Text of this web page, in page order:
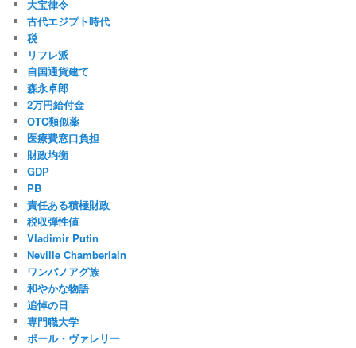
大宝律令
古代エジプト時代
税
リフレ派
自国通貨建て
森永卓郎
2万円給付金
OTC類似薬
医療費窓口負担
財政均衡
GDP
PB
責任ある積極財政
税収弾性値
Vladimir Putin
Neville Chamberlain
ワンパノアグ族
和やかな物語
追悼の日
専門職大学
ポール・ヴァレリー